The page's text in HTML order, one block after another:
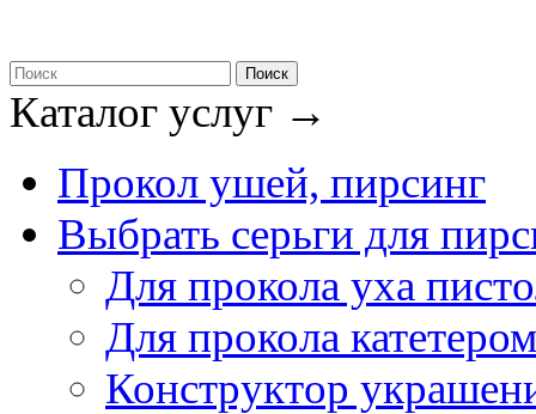
Каталог услуг →
Прокол ушей, пирсинг
Выбрать серьги для
Для прокола уха
Для прокола катетером
Конструктор